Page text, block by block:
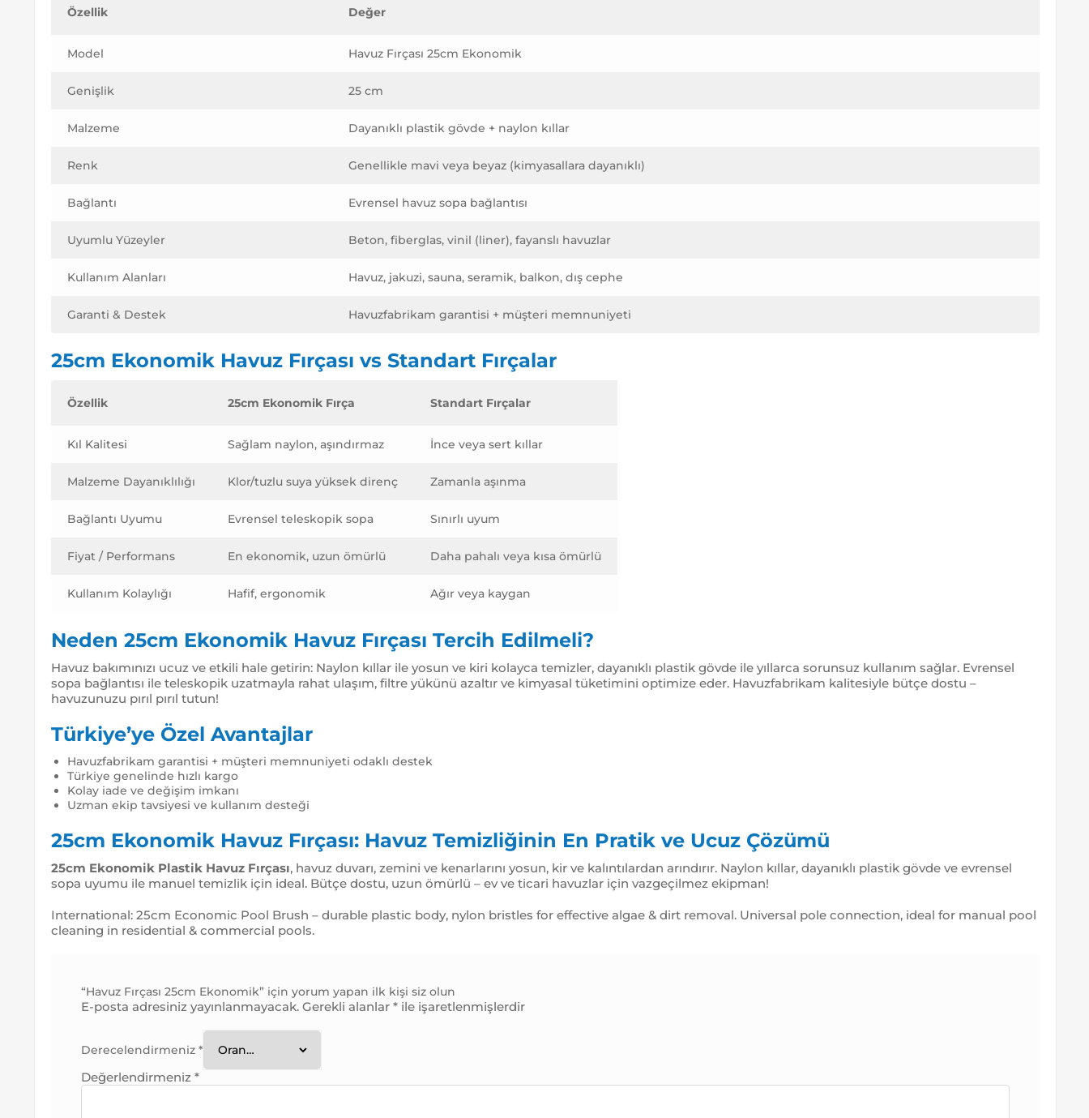
Özellik Değer
Model Havuz Fırçası 25cm Ekonomik
Genişlik 25 cm
Malzeme Dayanıklı plastik gövde + naylon kıllar
Renk Genellikle mavi veya beyaz (kimyasallara dayanıklı)
Bağlantı Evrensel havuz sopa bağlantısı
Uyumlu Yüzeyler Beton, fiberglas, vinil (liner), fayanslı havuzlar
Kullanım Alanları Havuz, jakuzi, sauna, seramik, balkon, dış cephe
Garanti & Destek Havuzfabrikam garantisi + müşteri memnuniyeti
25cm Ekonomik Havuz Fırçası vs Standart Fırçalar
Özellik 25cm Ekonomik Fırça Standart Fırçalar
Kıl Kalitesi Sağlam naylon, aşındırmaz İnce veya sert kıllar
Malzeme Dayanıklılığı Klor/tuzlu suya yüksek direnç Zamanla aşınma
Bağlantı Uyumu Evrensel teleskopik sopa Sınırlı uyum
Fiyat / Performans En ekonomik, uzun ömürlü Daha pahalı veya kısa ömürlü
Kullanım Kolaylığı Hafif, ergonomik Ağır veya kaygan
Neden 25cm Ekonomik Havuz Fırçası Tercih Edilmeli?
Havuz bakımınızı ucuz ve etkili hale getirin: Naylon kıllar ile yosun ve kiri kolayca temizler, dayanıklı plastik gövde ile yıllarca sorunsuz kullanım sağlar. Evrensel
sopa bağlantısı ile teleskopik uzatmayla rahat ulaşım, filtre yükünü azaltır ve kimyasal tüketimini optimize eder. Havuzfabrikam kalitesiyle bütçe dostu –
havuzunuzu pırıl pırıl tutun!
Türkiye’ye Özel Avantajlar
Havuzfabrikam garantisi + müşteri memnuniyeti odaklı destek
Türkiye genelinde hızlı kargo
Kolay iade ve değişim imkanı
Uzman ekip tavsiyesi ve kullanım desteği
25cm Ekonomik Havuz Fırçası: Havuz Temizliğinin En Pratik ve Ucuz Çözümü
25cm Ekonomik Plastik Havuz Fırçası, havuz duvarı, zemini ve kenarlarını yosun, kir ve kalıntılardan arındırır. Naylon kıllar, dayanıklı plastik gövde ve evrensel
sopa uyumu ile manuel temizlik için ideal. Bütçe dostu, uzun ömürlü – ev ve ticari havuzlar için vazgeçilmez ekipman!
International: 25cm Economic Pool Brush – durable plastic body, nylon bristles for effective algae & dirt removal. Universal pole connection, ideal for manual pool
cleaning in residential & commercial pools.
“Havuz Fırçası 25cm Ekonomik” için yorum yapan ilk kişi siz olun
E-posta adresiniz yayınlanmayacak. Gerekli alanlar *ile işaretlenmişlerdir
Derecelendirmeniz *
Değerlendirmeniz *